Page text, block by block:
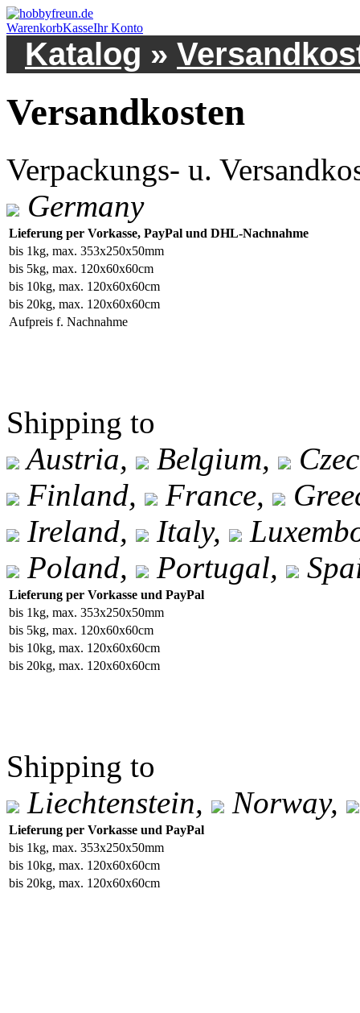
WarenkorbKasseIhr Konto
Katalog »
Versandkosten
Verpackungs- u.
Germany
Lieferung per Vorkasse, PayPal und DHL-Nachnahme
bis 1kg, max. 353x250x50mm
bis 5kg, max. 120x60x60cm
bis 10kg, max. 120x60x60cm
bis 20kg, max. 120x60x60cm
Aufpreis f. Nachnahme
Shipping to
Austria,
Belgium,
Finland,
France,
Ireland,
Italy,
Poland,
Portugal,
Lieferung per Vorkasse und PayPal
bis 1kg, max. 353x250x50mm
bis 5kg, max. 120x60x60cm
bis 10kg, max. 120x60x60cm
bis 20kg, max. 120x60x60cm
Shipping to
Liechtenstein,
Norway,
Lieferung per Vorkasse und PayPal
bis 1kg, max. 353x250x50mm
bis 10kg, max. 120x60x60cm
bis 20kg, max. 120x60x60cm